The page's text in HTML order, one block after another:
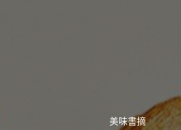
美味書摘